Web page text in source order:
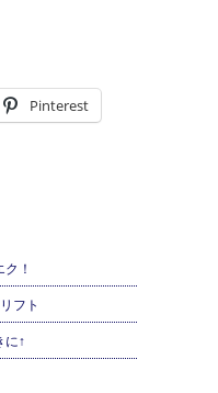
Pinterest
！
フト
に↑